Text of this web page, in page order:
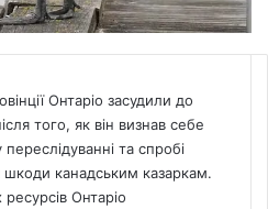
Онтаріо засудили до
того, як він визнав себе
та спробі
шкоди канадським казаркам.
Онтаріо